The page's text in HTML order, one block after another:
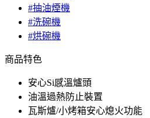
#抽油煙機
#洗碗機
#烘碗機
商品特色
安心Si感溫爐頭
油溫過熱防止裝置
瓦斯爐/小烤箱安心熄火功能